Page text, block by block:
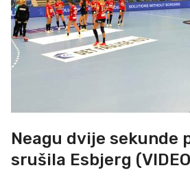
Neagu dvije sekunde
srušila Esbjerg